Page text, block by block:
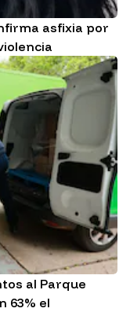
asfixia por
al Parque
63% el